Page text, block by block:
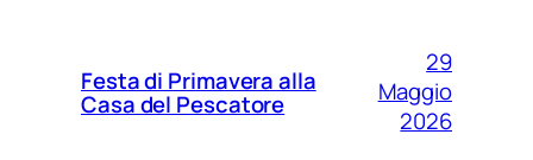
Festa di Primavera alla
Casa del Pescatore
29
Maggio
2026